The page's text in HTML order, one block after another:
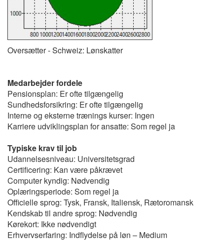
Oversætter - Schweiz: Lønskatter
Medarbejder fordele
Pensionsplan: Er ofte tilgængelig
Sundhedsforsikring: Er ofte tilgængelig
Interne og eksterne trænings kurser: Ingen
Karriere udviklingsplan for ansatte: Som regel ja
Typiske krav til job
Udannelsesniveau: Universitetsgrad
Certificering: Kan være påkrævet
Computer kyndig: Nødvendig
Oplæringsperiode: Som regel ja
Officielle sprog: Tysk, Fransk, Italiensk, Rætoromansk
Kendskab til andre sprog: Nødvendig
Kørekort: Ikke nødvendigt
Erhvervserfaring: Indflydelse på løn – Medium